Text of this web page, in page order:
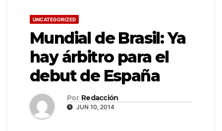
UNCATEGORIZED
Mundial de Brasil: Ya
hay árbitro para el
debut de España
Por Redacción
JUN 10, 2014